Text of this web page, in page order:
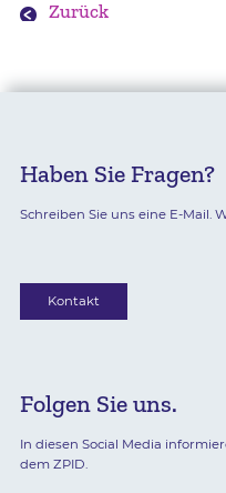
Zurück
Haben Sie Fragen?
Schreiben Sie uns eine E-Mail.
Kontakt
Folgen Sie uns.
In diesen Social Media
dem ZPID.